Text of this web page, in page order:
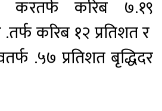
करतर्फ करिब ७.१९
करिब १२ प्रतिशत र
.५७ प्रतिशत बृद्धिदर